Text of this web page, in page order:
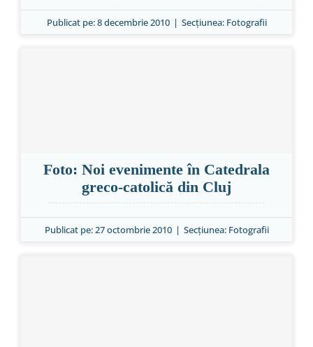
Publicat pe: 8 decembrie 2010 | Secțiunea: Fotografii
Foto: Noi evenimente în Catedrala
greco-catolică din Cluj
Publicat pe: 27 octombrie 2010 | Secțiunea: Fotografii